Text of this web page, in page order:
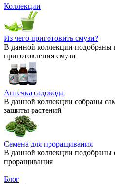
Коллекции
Из чего приготовить смузи?
В данной коллекции подобраны
приготовления смузи
Аптечка садовода
В данной коллекции собраны
защиты растений
Семена для проращивания
В данной коллекции подобраны
проращивания
Блог